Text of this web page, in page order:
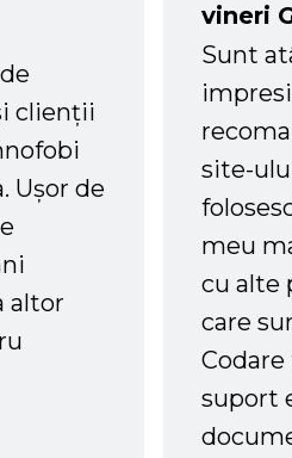
clienții
Ușor de
altor
vineri
Sunt
site-
meu
cu alte
care
suport